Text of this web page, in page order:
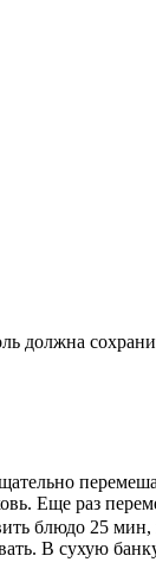
должна
Еще раз
блюдо 25
В сухую